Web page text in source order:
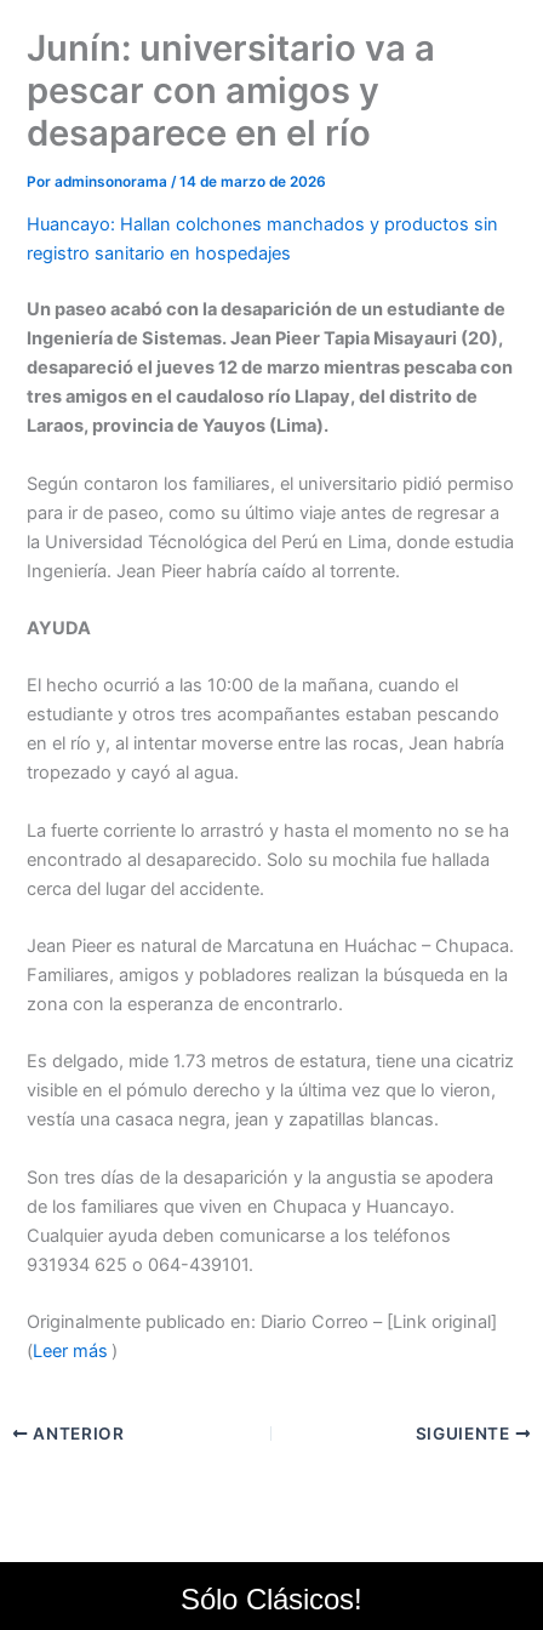
Menu
Junín: universitario va a
pescar con amigos y
desaparece en el río
Poradminsonorama/14 de marzo de 2026
Huancayo: Hallan colchones manchados y productos sin
registro sanitario en hospedajes
Un paseo acabó con la desaparición de un estudiante de
Ingeniería de Sistemas. Jean Pieer Tapia Misayauri (20),
desapareció el jueves 12 de marzo mientras pescaba con
tres amigos en el caudaloso río Llapay, del distrito de
Laraos, provincia de Yauyos (Lima).
Según contaron los familiares, el universitario pidió permiso
para ir de paseo, como su último viaje antes de regresar a
la Universidad Técnológica del Perú en Lima, donde estudia
Ingeniería. Jean Pieer habría caído al torrente.
AYUDA
El hecho ocurrió a las 10:00 de la mañana, cuando el
estudiante y otros tres acompañantes estaban pescando
en el río y, al intentar moverse entre las rocas, Jean habría
tropezado y cayó al agua.
La fuerte corriente lo arrastró y hasta el momento no se ha
encontrado al desaparecido. Solo su mochila fue hallada
cerca del lugar del accidente.
Jean Pieer es natural de Marcatuna en Huáchac – Chupaca.
Familiares, amigos y pobladores realizan la búsqueda en la
zona con la esperanza de encontrarlo.
Es delgado, mide 1.73 metros de estatura, tiene una cicatriz
visible en el pómulo derecho y la última vez que lo vieron,
vestía una casaca negra, jean y zapatillas blancas.
Son tres días de la desaparición y la angustia se apodera
de los familiares que viven en Chupaca y Huancayo.
Cualquier ayuda deben comunicarse a los teléfonos
931934 625 o 064-439101.
Originalmente publicado en: Diario Correo – [Link original]
(Leer más )
ANTERIOR SIGUIENTE
Sólo Clásicos!